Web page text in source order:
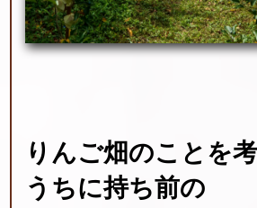
りんご畑のことを
うちに持ち前の